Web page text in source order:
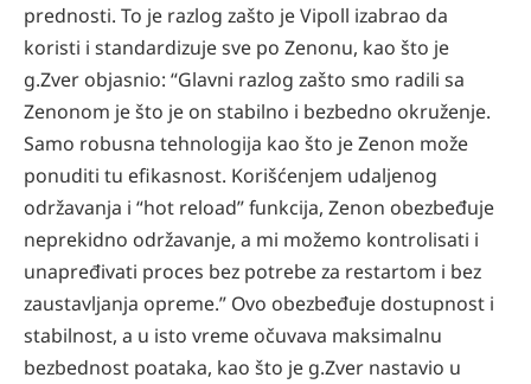
prednosti. To je razlog zašto je Vipoll izabrao da
koristi i standardizuje sve po Zenonu, kao što je
g.Zver objasnio: “Glavni razlog zašto smo radili sa
Zenonom je što je on stabilno i bezbedno okruženje.
Samo robusna tehnologija kao što je Zenon može
ponuditi tu efikasnost. Korišćenjem udaljenog
održavanja i “hot reload” funkcija, Zenon obezbeđuje
neprekidno održavanje, a mi možemo kontrolisati i
unapređivati proces bez potrebe za restartom i bez
zaustavljanja opreme.” Ovo obezbeđuje dostupnost i
stabilnost, a u isto vreme očuvava maksimalnu
bezbednost poataka, kao što je g.Zver nastavio u